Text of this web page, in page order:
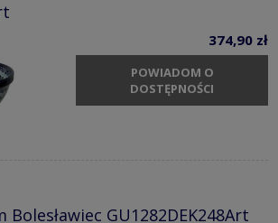
374,90 zł
POWIADOM O
DOSTĘPNOŚCI
Bolesławiec GU1282DEK248Art